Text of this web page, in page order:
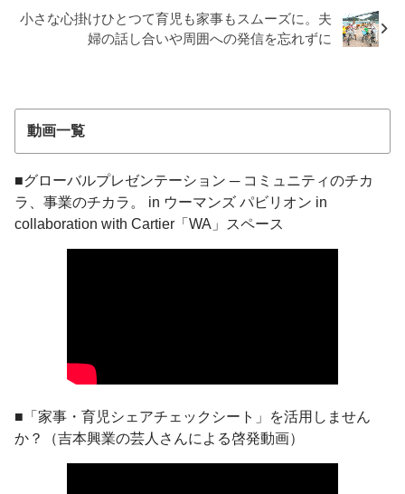
小さな心掛けひとつて育児も家事もスムーズに。夫
婦の話し合いや周囲への発信を忘れずに
動画一覧
■グローバルプレゼンテーション ─ コミュニティのチカ
ラ、事業のチカラ。 in ウーマンズ パビリオン in
collaboration with Cartier「WA」スペース
■「家事・育児シェアチェックシート」を活用しません
か？（吉本興業の芸人さんによる啓発動画）